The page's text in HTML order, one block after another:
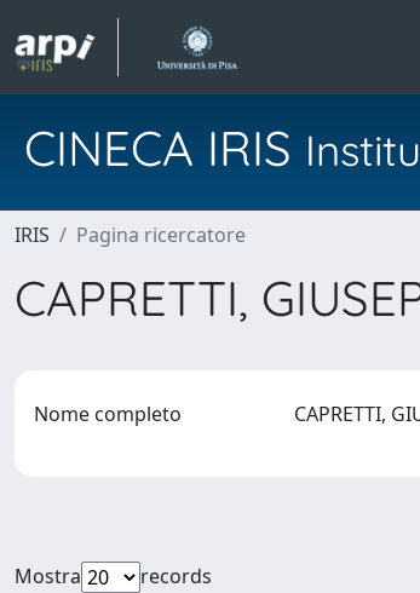
CINECA IRIS
IRIS Pagina ricercatore
CAPRETTI,
Nome completo CAPRETTI,
Mostra
records